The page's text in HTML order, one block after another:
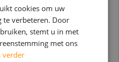
(Plak PVC)
vakantie periode zijn wij
helaas niet
uiteraard verwerkt
snel dan wat je van ons
cookies om uw
te verbeteren. Door
stemt u in met
met ons
verder